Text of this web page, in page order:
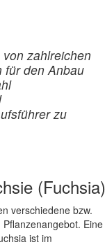
zahlreichen
für den Anbau
zu
(Fuchsia)
verschiedene bzw.
Eine
ist im